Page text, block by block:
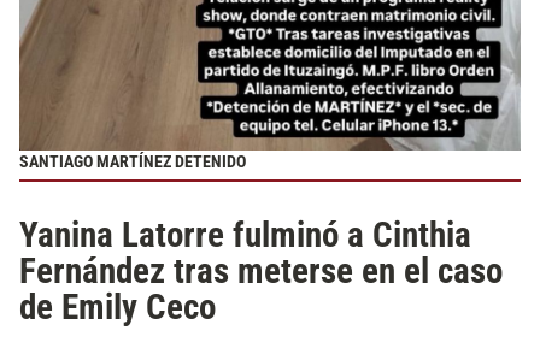
SANTIAGO MARTÍNEZ DETENIDO
Yanina Latorre fulminó a Cinthia
Fernández tras meterse en el caso
de Emily Ceco